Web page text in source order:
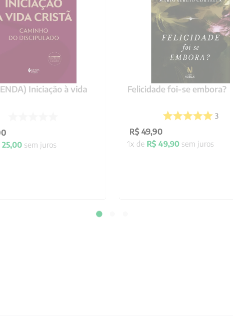
Iniciação à vida
25,00sem juros
Felicidade foi-se embora?
3
R$ 49,90
1x de R$ 49,90sem juros